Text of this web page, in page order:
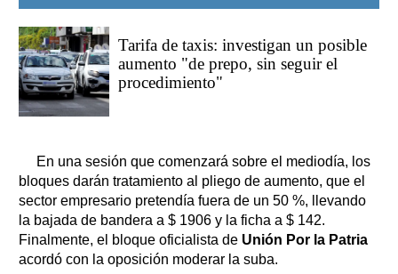
Tarifa de taxis: investigan un posible
aumento "de prepo, sin seguir el
procedimiento"
En una sesión que comenzará sobre el mediodía, los
bloques darán tratamiento al pliego de aumento, que el
sector empresario pretendía fuera de un 50 %, llevando
la bajada de bandera a $ 1906 y la ficha a $ 142.
Finalmente, el bloque oficialista de Unión Por la Patria
acordó con la oposición moderar la suba.